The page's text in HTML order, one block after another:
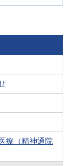
療（精神通院